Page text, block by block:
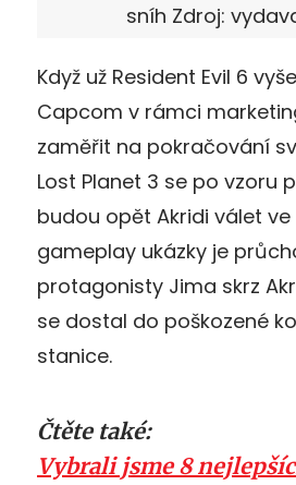
sníh Zdroj:
Když už Resident Evil 6
Capcom v rámci
zaměřit na pokračování
Lost Planet 3 se po vzoru
budou opět Akridi válet
gameplay ukázky je
protagonisty Jima skrz
se dostal do poškozené
stanice.
Čtěte také:
Vybrali jsme 8